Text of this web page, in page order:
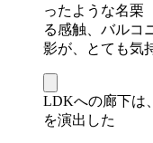
ったような名栗
る感触、バルコ
影が、とても気
LDKへの廊下は
を演出した